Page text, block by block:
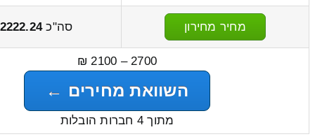
מחיר מחירון סה"כ2222.24
2700 – 2100 ₪
השוואת מחירים ←
מתוך 4 חברות הובלות